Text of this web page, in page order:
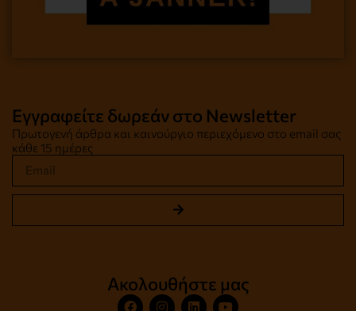
Εγγραφείτε δωρεάν στο Newsletter
Πρωτογενή άρθρα και καινούργιο περιεχόμενο στο email σας
κάθε 15 ημέρες
Ακολουθήστε μας